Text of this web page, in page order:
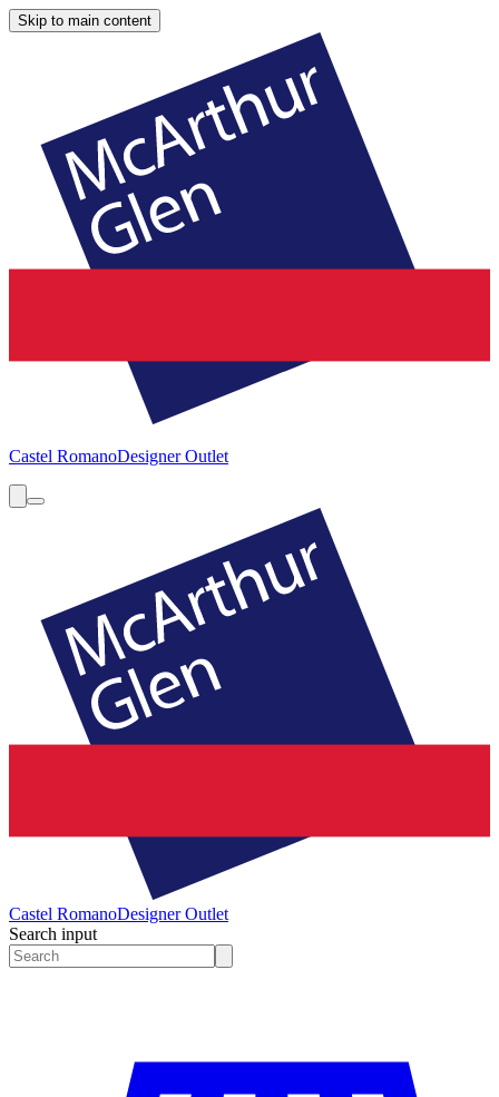
Skip to main content
Castel RomanoDesigner Outlet
Castel RomanoDesigner Outlet
Search input